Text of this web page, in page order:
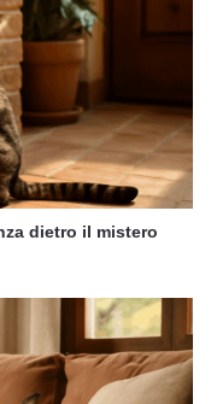
dietro il mistero